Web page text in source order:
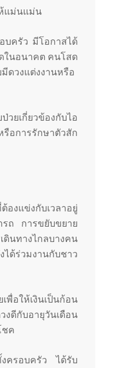
แม่นแม่น
บครัว มีโอกาสได้
ในอนาคต คนโสด
ดวงแต่งงานหรือ
วยเกี่ยวข้องกับไอ
อการรักษาตัวสัก
องแข่งกับเวลาอยู่
ถ การขยับขยาย
นทางไกลบางคน
ด้ร่วมงานกับชาว
พื่อให้เงินเป็นก้อน
ดีกับอายุวันเดือน
ชค
ครอบครัว ได้รับ